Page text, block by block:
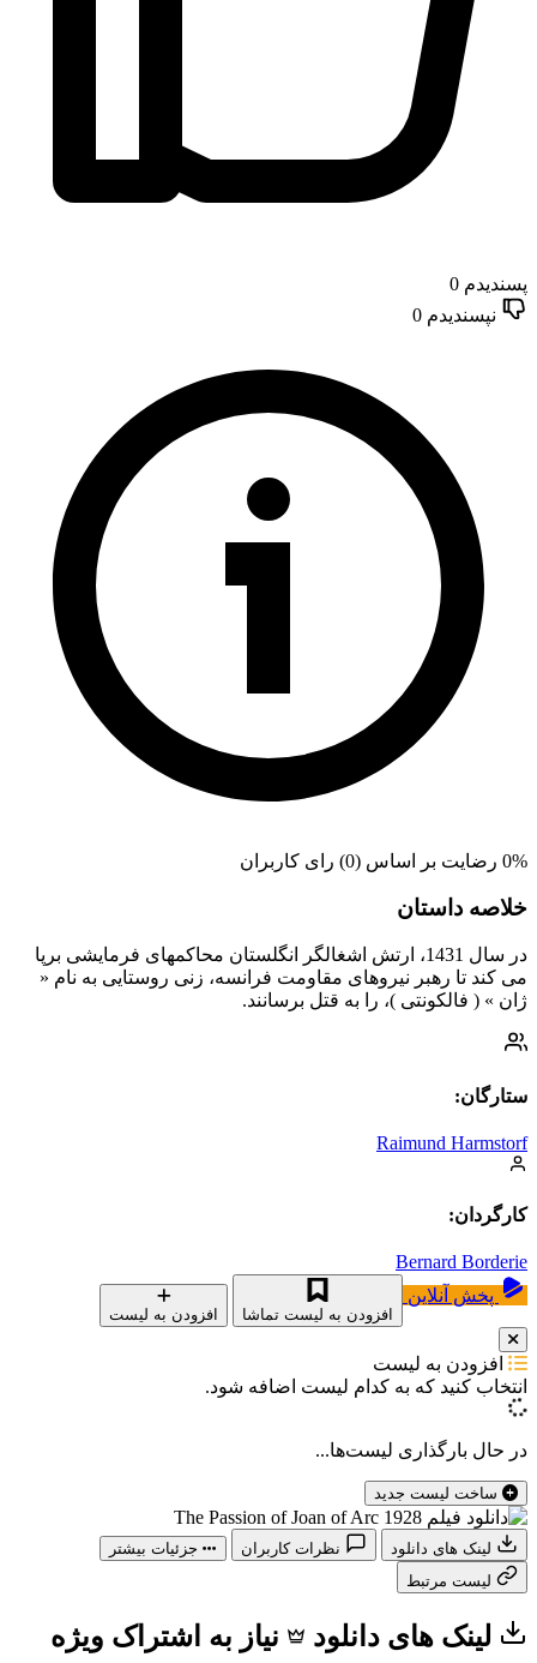
پسندیدم 0
نپسندیدم 0
0% رضایت بر اساس (0) رای کاربران
خلاصه داستان
در سال 1431، ارتش اشغال‏گر انگلستان محاكمه‏اى فرمايشى برپا
مى‏ كند تا رهبر نيروهاى مقاومت فرانسه، زنى روستايى به نام «
ژان » ( فالكونتى )، را به قتل برسانند.
ستارگان:
Raimund Harmstorf
کارگردان:
Bernard Borderie
پخش آنلاین
افزودن به لیست تماشا افزودن به لیست
افزودن به لیست
انتخاب کنید که به کدام لیست اضافه شود.
در حال بارگذاری لیست‌ها...
جزئیات بیشتر
لینک های دانلود نیاز به اشتراک ویژه